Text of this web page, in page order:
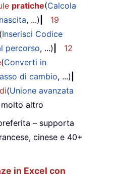
pratiche(Calcola
, ...)
19
(Inserisci Codice
percorso, ...)
12
(Converti in
di cambio, ...)
(Unione avanzata
molto altro
– supporta
cinese e 40+
in Excel con